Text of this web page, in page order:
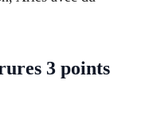
3 points